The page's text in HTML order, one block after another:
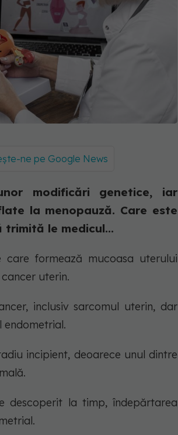
ne pe Google News
modificări genetice, iar
la menopauză. Care este
le medicul...
formează mucoasa uterului
uterin.
inclusiv sarcomul uterin, dar
incipient, deoarece unul dintre
descoperit la timp, îndepărtarea